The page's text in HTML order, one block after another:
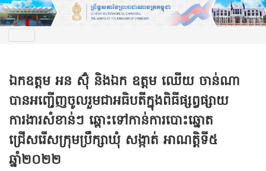
ឯកឧត្តម អន ស៊ុំ និងឯក ឧត្តម ឈើយ ចាន់ណា
បានអញ្ជើញចូលរួមជាអធិបតីក្នុងពិធីផ្សព្វផ្សាយ
ការងារសំខាន់ៗ ឆ្ពោះទៅកាន់ការបោះឆ្នោត
ជ្រើសរើសក្រុមប្រឹក្សាឃុំ សង្កាត់ អាណត្តិទី៥
ឆ្នាំ២០២២